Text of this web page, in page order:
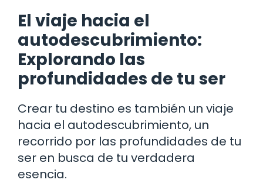
El viaje hacia el
autodescubrimiento:
Explorando las
profundidades de tu ser
Crear tu destino es también un viaje
hacia el autodescubrimiento, un
recorrido por las profundidades de tu
ser en busca de tu verdadera
esencia.